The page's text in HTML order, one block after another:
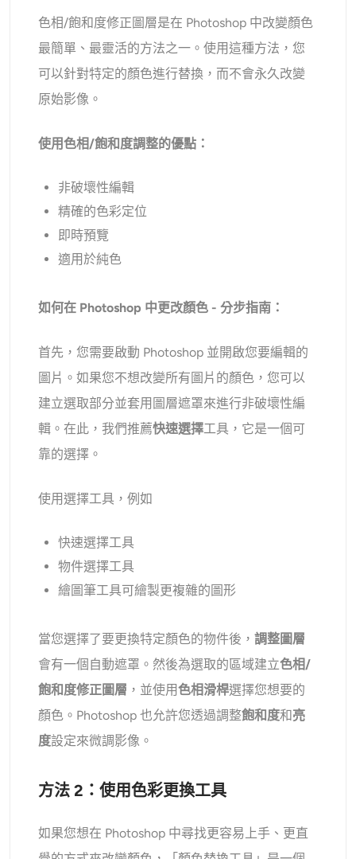
色相/飽和度修正圖層是在 Photoshop 中改變顏色
最簡單、最靈活的方法之一。使用這種方法，您
可以針對特定的顏色進行替換，而不會永久改變
原始影像。
使用色相/飽和度調整的優點：
非破壞性編輯
精確的色彩定位
即時預覽
適用於純色
如何在 Photoshop 中更改顏色 - 分步指南：
首先，您需要啟動 Photoshop 並開啟您要編輯的
圖片。如果您不想改變所有圖片的顏色，您可以
建立選取部分並套用圖層遮罩來進行非破壞性編
輯。在此，我們推薦快速選擇工具，它是一個可
靠的選擇。
使用選擇工具，例如
快速選擇工具
物件選擇工具
繪圖筆工具可繪製更複雜的圖形
當您選擇了要更換特定顏色的物件後，調整圖層
會有一個自動遮罩。然後為選取的區域建立色相/
飽和度修正圖層 ，並使用色相滑桿選擇您想要的
顏色。Photoshop 也允許您透過調整飽和度和亮
度設定來微調影像。
方法 2：使用色彩更換工具
如果您想在 Photoshop 中尋找更容易上手、更直